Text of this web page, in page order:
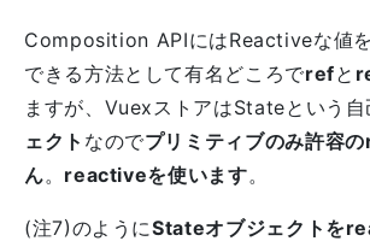
Composition APIにはReactiveな値
できる方法として有名どころでrefと
ますが、VuexストアはStateという自
ェクト なのでプリミティブのみ許容
ん。 reactiveを使います。
(注7)のようにStateオブジェクトを